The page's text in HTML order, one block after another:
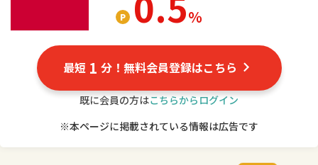
％
最短 1 分！無料会員登録はこちら
既に会員の方はこちらからログイン
※本ページに掲載されている情報は広告です